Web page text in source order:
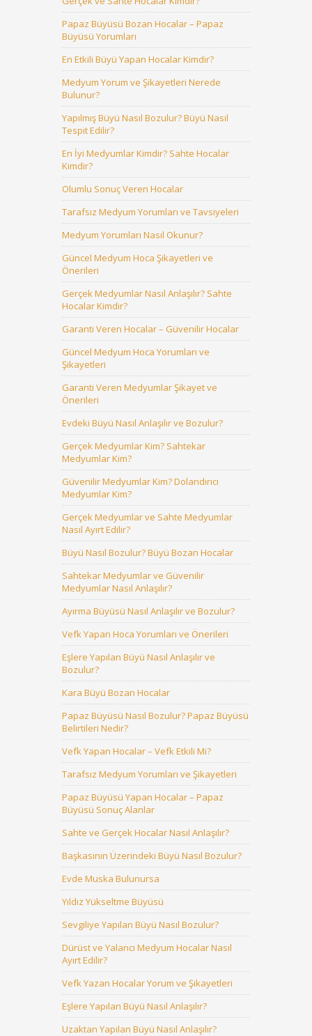
Papaz Büyüsü Bozan Hocalar – Papaz
Büyüsü Yorumları
En Etkili Büyü Yapan Hocalar Kimdir?
Medyum Yorum ve Şikayetleri Nerede
Bulunur?
Yapılmış Büyü Nasıl Bozulur? Büyü Nasıl
Tespit Edilir?
En İyi Medyumlar Kimdir? Sahte Hocalar
Kimdir?
Olumlu Sonuç Veren Hocalar
Tarafsız Medyum Yorumları ve Tavsiyeleri
Medyum Yorumları Nasıl Okunur?
Güncel Medyum Hoca Şikayetleri ve
Önerileri
Gerçek Medyumlar Nasıl Anlaşılır? Sahte
Hocalar Kimdir?
Garanti Veren Hocalar – Güvenilir Hocalar
Güncel Medyum Hoca Yorumları ve
Şikayetleri
Garanti Veren Medyumlar Şikayet ve
Önerileri
Evdeki Büyü Nasıl Anlaşılır ve Bozulur?
Gerçek Medyumlar Kim? Sahtekar
Medyumlar Kim?
Güvenilir Medyumlar Kim? Dolandırıcı
Medyumlar Kim?
Gerçek Medyumlar ve Sahte Medyumlar
Nasıl Ayırt Edilir?
Büyü Nasıl Bozulur? Büyü Bozan Hocalar
Sahtekar Medyumlar ve Güvenilir
Medyumlar Nasıl Anlaşılır?
Ayırma Büyüsü Nasıl Anlaşılır ve Bozulur?
Vefk Yapan Hoca Yorumları ve Önerileri
Eşlere Yapılan Büyü Nasıl Anlaşılır ve
Bozulur?
Kara Büyü Bozan Hocalar
Papaz Büyüsü Nasıl Bozulur? Papaz Büyüsü
Belirtileri Nedir?
Vefk Yapan Hocalar – Vefk Etkili Mi?
Tarafsız Medyum Yorumları ve Şikayetleri
Papaz Büyüsü Yapan Hocalar – Papaz
Büyüsü Sonuç Alanlar
Sahte ve Gerçek Hocalar Nasıl Anlaşılır?
Başkasının Üzerindeki Büyü Nasıl Bozulur?
Evde Muska Bulunursa
Yıldız Yükseltme Büyüsü
Sevgiliye Yapılan Büyü Nasıl Bozulur?
Dürüst ve Yalancı Medyum Hocalar Nasıl
Ayırt Edilir?
Vefk Yazan Hocalar Yorum ve Şikayetleri
Eşlere Yapılan Büyü Nasıl Anlaşılır?
Uzaktan Yapılan Büyü Nasıl Anlaşılır?